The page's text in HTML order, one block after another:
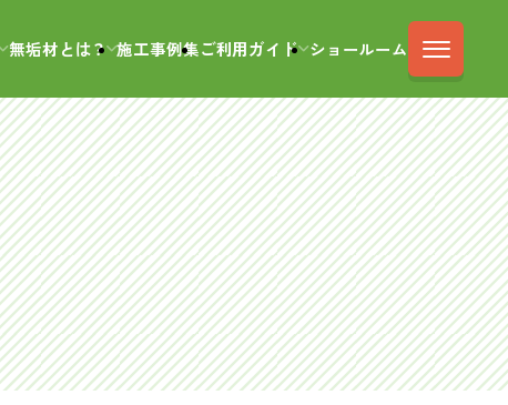
無垢材とは？ 施工事例集 ご利用ガイド ショールーム